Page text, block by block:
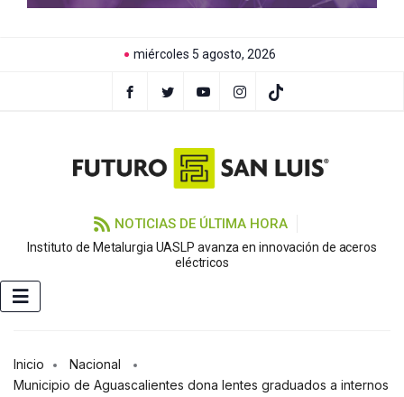
miércoles 5 agosto, 2026
NOTICIAS DE ÚLTIMA HORA
Instituto de Metalurgia UASLP avanza en innovación de aceros
eléctricos
Inicio
Nacional
Municipio de Aguascalientes dona lentes graduados a internos